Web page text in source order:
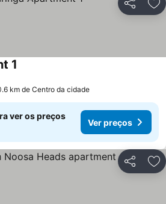
Partilhar
1
km de Centro da cidade
ver os preços
Ver preços
Partilhar